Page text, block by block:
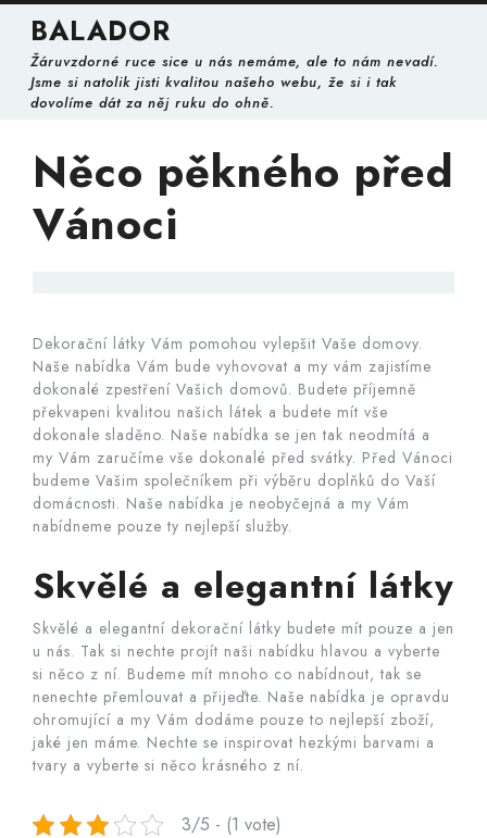
Skip
content
BALADOR
Žáruvzdorné ruce sice u nás nemáme, ale to nám nevadí.
Jsme si natolik jisti kvalitou našeho webu, že si i tak
dovolíme dát za něj ruku do ohně.
Něco pěkného před
Vánoci
Dekorační látky Vám pomohou vylepšit Vaše domovy.
Naše nabídka Vám bude vyhovovat a my vám zajistíme
dokonalé zpestření Vašich domovů. Budete příjemně
překvapeni kvalitou našich látek a budete mít vše
dokonale sladěno. Naše nabídka se jen tak neodmítá a
my Vám zaručíme vše dokonalé před svátky. Před Vánoci
budeme Vašim společníkem při výběru doplňků do Vaší
domácnosti. Naše nabídka je neobyčejná a my Vám
nabídneme pouze ty nejlepší služby.
Skvělé a elegantní látky
Skvělé a elegantní dekorační látky budete mít pouze a jen
u nás. Tak si nechte projít naši nabídku hlavou a vyberte
si něco z ní. Budeme mít mnoho co nabídnout, tak se
nenechte přemlouvat a přijeďte. Naše nabídka je opravdu
ohromující a my Vám dodáme pouze to nejlepší zboží,
jaké jen máme. Nechte se inspirovat hezkými barvami a
tvary a vyberte si něco krásného z ní.
3/5 - (1 vote)